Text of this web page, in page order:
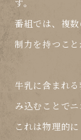
す。
番組では、複
制力を持つこと
牛乳に含まれる
み込むことでニ
これは物理的